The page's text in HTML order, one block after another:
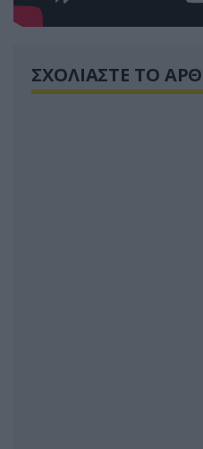
ΣΧΟΛΙΑΣΤΕ ΤΟ